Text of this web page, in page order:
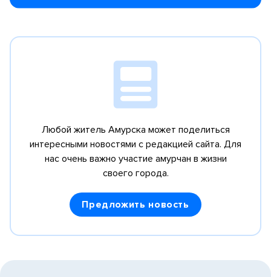
Любой житель Амурска может поделиться
интересными новостями с редакцией сайта. Для
нас очень важно участие амурчан в жизни
своего города.
Предложить новость